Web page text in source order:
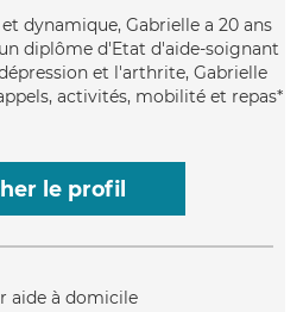
dynamique, Gabrielle a 20 ans
diplôme d'Etat d'aide-soignant
et l'arthrite, Gabrielle
activités, mobilité et repas*
le profil